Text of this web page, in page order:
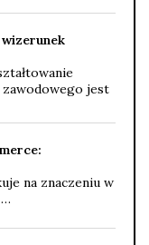
jest
na znaczeniu w